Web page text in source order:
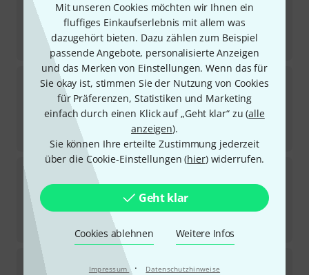
Mit unseren Cookies möchten wir Ihnen ein
fluffiges Einkaufserlebnis mit allem was
dazugehört bieten. Dazu zählen zum Beispiel
passende Angebote, personalisierte Anzeigen
und das Merken von Einstellungen. Wenn das für
Sie okay ist, stimmen Sie der Nutzung von Cookies
für Präferenzen, Statistiken und Marketing
einfach durch einen Klick auf „Geht klar“ zu (alle
anzeigen).
Sie können Ihre erteilte Zustimmung jederzeit
über die Cookie-Einstellungen (hier) widerrufen.
Geht klar
Cookies ablehnen Weitere Infos
Impressum · Datenschutzhinweise
Sofort lieferbar
222 €
UVP:259 €
-14%
Radial Engineering Pro Iso
Sofort lieferbar
219€
UVP:259 €
Radial Engineering JDX 48 Reactor
19
Sofort lieferbar
279€
UVP:
-15%
Radial Engineering